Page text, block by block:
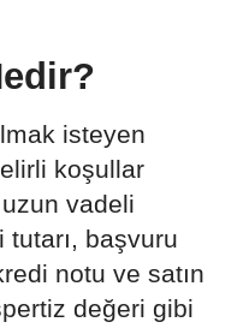
isteyen
koşullar
vadeli
başvuru
notu ve satın
değeri gibi